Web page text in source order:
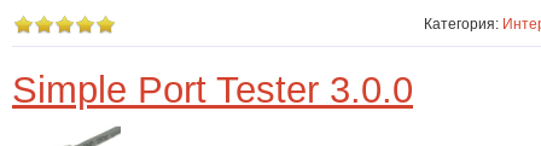
Категория:
Simple Port Tester 3.0.0